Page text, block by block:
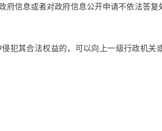
信息或者对政府信息公开申请不依法答
犯其合法权益的，可以向上一级行政机关